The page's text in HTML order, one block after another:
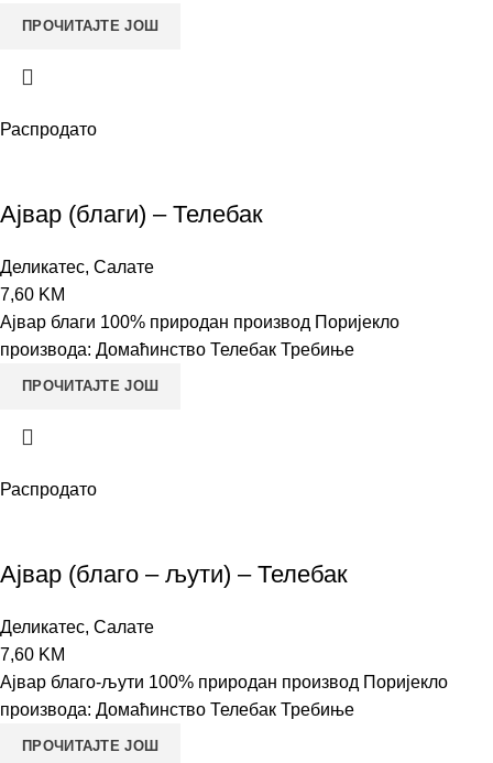
ПРОЧИТАЈТЕ ЈОШ
Распродато
Ајвар (благи) – Телебак
Деликатес, Салате
7,60 KM
Ајвар благи 100% природан производ Поријекло
производа: Домаћинство Телебак Требиње
ПРОЧИТАЈТЕ ЈОШ
Распродато
Ајвар (благо – љути) – Телебак
Деликатес, Салате
7,60 KM
Ајвар благо-љути 100% природан производ Поријекло
производа: Домаћинство Телебак Требиње
ПРОЧИТАЈТЕ ЈОШ